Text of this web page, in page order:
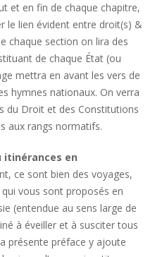
et en fin de chaque chapitre,
le lien évident entre droit(s) &
chaque section on lira des
de chaque État (ou
mettra en avant les vers de
hymnes nationaux. On verra
du Droit et des Constitutions
aux rangs normatifs.
itinérances en
ce sont bien des voyages,
vous sont proposés en
(entendue au sens large de
à éveiller et à susciter tous
présente préface y ajoute